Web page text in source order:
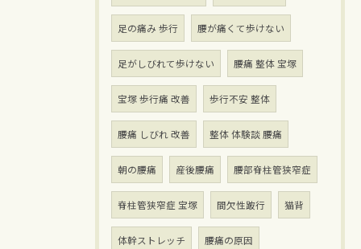
足の痛み 歩行 腰が痛くて歩けない
足がしびれて歩けない 腰痛 整体 宝塚
宝塚 歩行痛 改善 歩行不安 整体
腰痛 しびれ 改善 整体 体験談 腰痛
朝の腰痛 産後腰痛 腰部脊柱管狭窄症
脊柱管狭窄症 宝塚 間欠性跛行 猫背
体幹ストレッチ 腰痛の原因